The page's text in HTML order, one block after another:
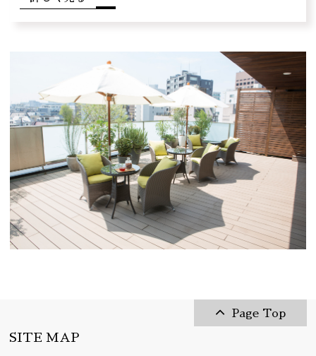
Page Top
SITE MAP